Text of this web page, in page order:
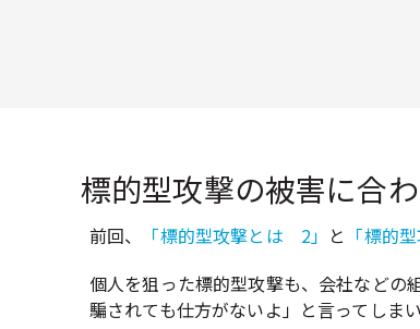
標的型攻撃の被害に合
前回、 「標的型攻撃とは 2」 と 「標的
個人を狙った標的型攻撃も、会社などの
騙されても仕方がないよ」と言ってしま